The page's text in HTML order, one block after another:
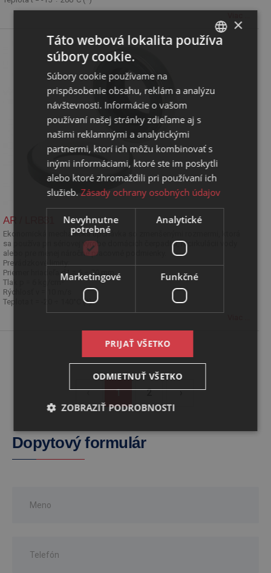
AR / LRB31
Ekonomická mechanická upchávka so zmenšenými rozmermi, ktorá
sa používa pri sériovej výrobe domácich čerpadiel, recirkulácii vody
alebo pre menej náročné pracovné podmienky.
Prevádzkové limity:
Priemer hriadeľa d1 = 6 ÷ 70 mm
Tlak p = 6 kg/cm²
Rýchlosť v = 10 m/s
Teplota t = -20 ÷ 140°C (*)
‹ 1 2 ›
Dopytový formulár
×
Táto webová lokalita používa
súbory cookie.
Súbory cookie používame na
prispôsobenie obsahu, reklám a analýzu
návštevnosti. Informácie o vašom
používaní našej stránky zdieľame aj s
našimi reklamnými a analytickými
partnermi, ktorí ich môžu kombinovať s
inými informáciami, ktoré ste im poskytli
alebo ktoré zhromaždili pri používaní ich
služieb. Zásady ochrany osobných údajov
Nevyhnutne
potrebné
Analytické
Marketingové Funkčné
PRIJAŤ VŠETKO
ODMIETNUŤ VŠETKO
ZOBRAZIŤ PODROBNOSTI